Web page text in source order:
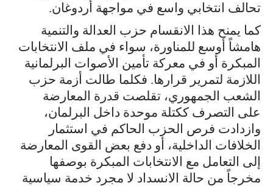
تحالف انتخابي واسع في مواجهة أردوغان.
كما يمنح هذا الانقسام حزب العدالة والتنمية
هامشاً أوسع للمناورة، سواء في ملف الانتخابات
المبكرة أو في معركة تأمين الأصوات البرلمانية
اللازمة لتمرير قرارها. فكلما طالت أزمة حزب
الشعب الجمهوري، تقلصت قدرة المعارضة
على التصرف ككتلة موحدة داخل البرلمان،
وازدادت فرص الحزب الحاكم في استثمار
الخلافات الداخلية، أو دفع بعض القوى المعارضة
إلى التعامل مع الانتخابات المبكرة بوصفها
مخرجاً من حالة الانسداد لا مجرد خدمة سياسية